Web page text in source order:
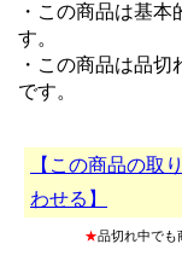
・この商品は基
す。
・この商品は品
です。
【この商品の取
わせる】
★品切れ中でも